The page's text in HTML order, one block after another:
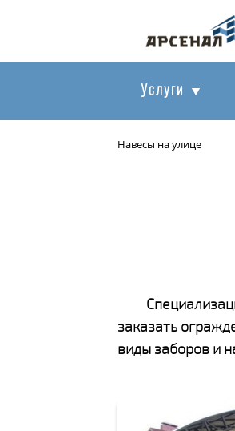
Услуги
Навесы на улице
заказать
виды заборов и